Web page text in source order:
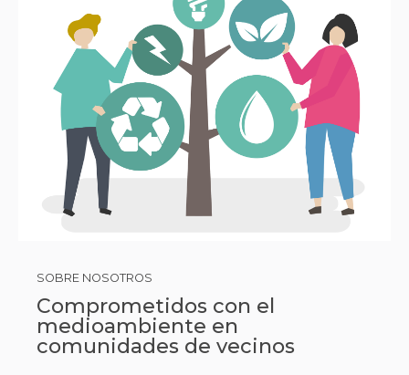
SOBRE NOSOTROS
Comprometidos con el
medioambiente en
comunidades de vecinos